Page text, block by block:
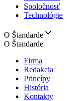
Spoločnosť
Technológie
O Štandarde
O Štandarde
Firma
Redakcia
Princípy
História
Kontakty